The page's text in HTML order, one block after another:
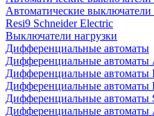
Автоматические выключатели
Resi9 Schneider Electric
Выключатели нагрузки
Дифференциальные автоматы
Дифференциальные автоматы
Дифференциальные автоматы
Дифференциальные автоматы
Дифференциальные автоматы
Дифференциальные